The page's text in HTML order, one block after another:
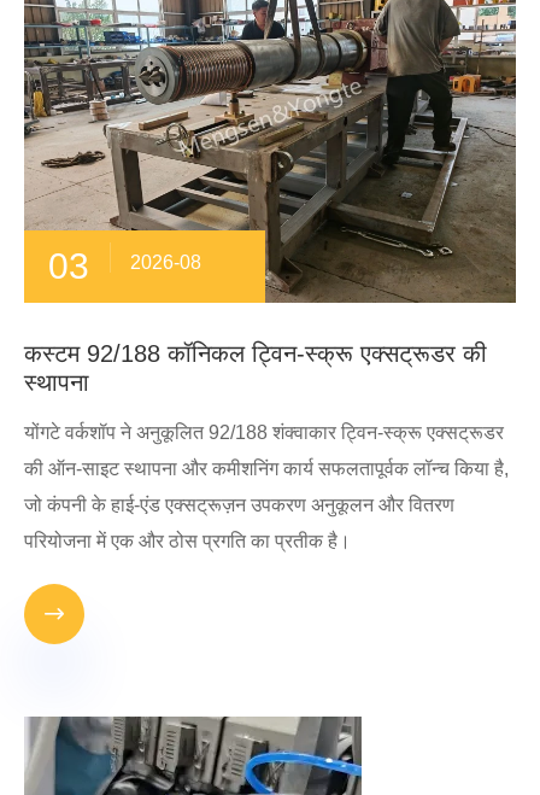
03 2026-08
कस्टम 92/188 कॉनिकल ट्विन-स्क्रू एक्सट्रूडर की
स्थापना
योंगटे वर्कशॉप ने अनुकूलित 92/188 शंक्वाकार ट्विन-स्क्रू एक्सट्रूडर
की ऑन-साइट स्थापना और कमीशनिंग कार्य सफलतापूर्वक लॉन्च किया है,
जो कंपनी के हाई-एंड एक्सट्रूज़न उपकरण अनुकूलन और वितरण
परियोजना में एक और ठोस प्रगति का प्रतीक है।
